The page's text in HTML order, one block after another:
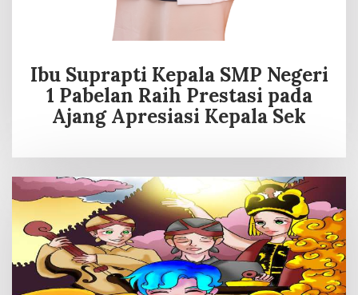
Ibu Suprapti Kepala SMP Negeri
1 Pabelan Raih Prestasi pada
Ajang Apresiasi Kepala Sek